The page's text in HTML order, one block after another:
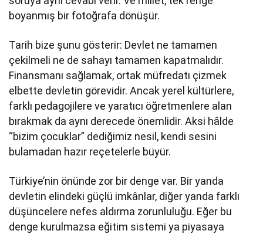
boyanmış bir fotoğrafa dönüşür.
Tarih bize şunu gösterir: Devlet ne tamamen
çekilmeli ne de sahayı tamamen kapatmalıdır.
Finansmanı sağlamak, ortak müfredatı çizmek
elbette devletin görevidir. Ancak yerel kültürlere,
farklı pedagojilere ve yaratıcı öğretmenlere alan
bırakmak da aynı derecede önemlidir. Aksi hâlde
“bizim çocuklar” dediğimiz nesil, kendi sesini
bulamadan hazır reçetelerle büyür.
Türkiye’nin önünde zor bir denge var. Bir yanda
devletin elindeki güçlü imkânlar, diğer yanda farklı
düşüncelere nefes aldırma zorunluluğu. Eğer bu
denge kurulmazsa eğitim sistemi ya piyasaya